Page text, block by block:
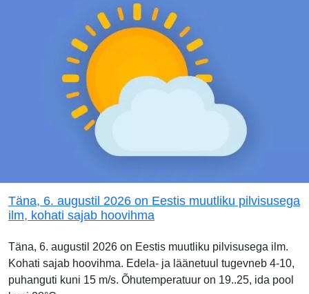
Täna, 6. augustil 2026 on Eestis muutliku pilvisusega
ilm, kohati sajab hoovihma
Täna, 6. augustil 2026 on Eestis muutliku pilvisusega ilm.
Kohati sajab hoovihma. Edela- ja läänetuul tugevneb 4-10,
puhanguti kuni 15 m/s. Õhutemperatuur on 19..25, ida pool